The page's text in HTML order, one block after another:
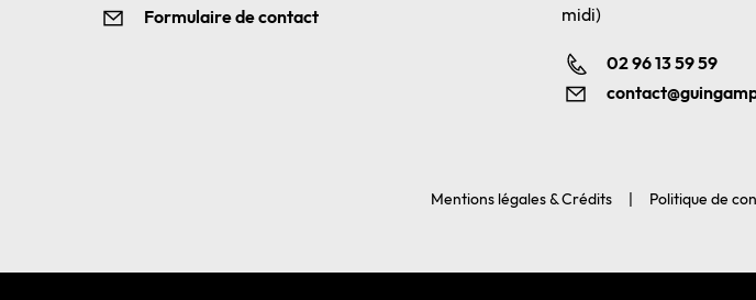
Formulaire de contact
midi)
02 96 13 59 59
Mentions légales & Crédits Politique de